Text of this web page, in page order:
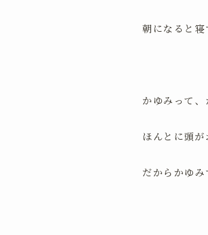
朝になると
かゆみって
ほんとに頭
だからかゆ